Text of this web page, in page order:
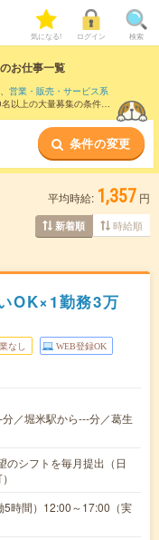
気になる! ログイン 検索
のお仕事一覧
、 営業・販売・サービス系
以上の大量募集の条件の
条件の変更
平均時給: 1,357 円
新着順 時給順
OK×1勤務3万
なし WEB登録OK
／堀米駅から---分／葛生
のシフトを毎月提出（日
時間）12:00～17:00（実